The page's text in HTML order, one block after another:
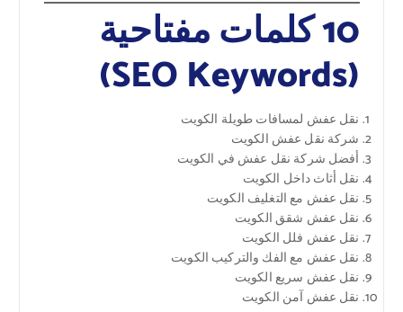
10 كلمات مفتاحية
(SEO Keywords)
نقل عفش لمسافات طويلة الكويت
شركة نقل عفش الكويت
أفضل شركة نقل عفش في الكويت
نقل أثاث داخل الكويت
نقل عفش مع التغليف الكويت
نقل عفش شقق الكويت
نقل عفش فلل الكويت
نقل عفش مع الفك والتركيب الكويت
نقل عفش سريع الكويت
نقل عفش آمن الكويت